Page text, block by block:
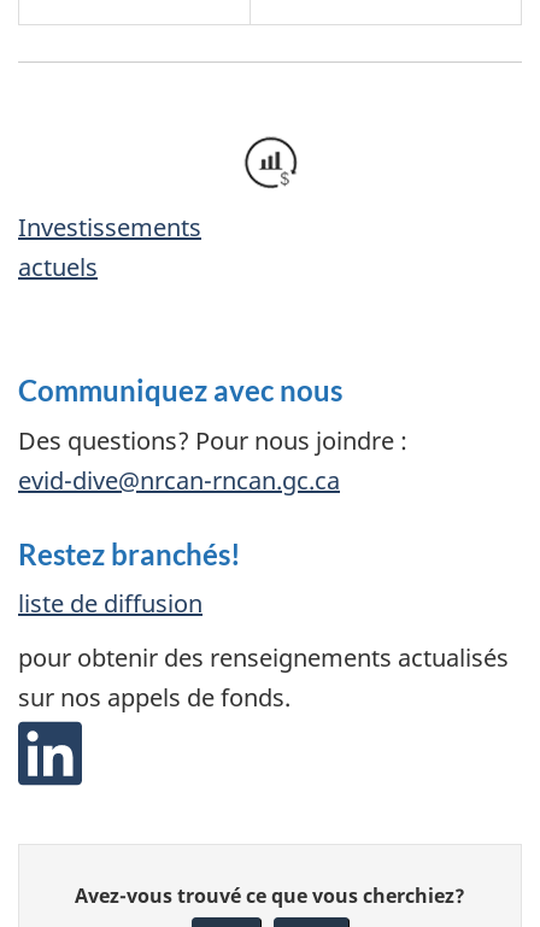
Investissements
actuels
Communiquez avec nous
Des questions? Pour nous joindre :
evid-dive@nrcan-rncan.gc.ca
Restez branchés!
liste de diffusion
pour obtenir des renseignements actualisés
sur nos appels de fonds.
Donnez
votre
Avez-vous trouvé ce que vous cherchiez?